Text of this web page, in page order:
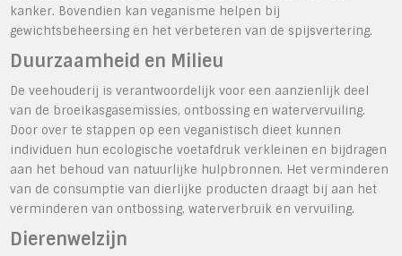
kanker. Bovendien kan veganisme helpen bij
gewichtsbeheersing en het verbeteren van de spijsvertering.
Duurzaamheid en Milieu
De veehouderij is verantwoordelijk voor een aanzienlijk deel
van de broeikasgasemissies, ontbossing en watervervuiling.
Door over te stappen op een veganistisch dieet kunnen
individuen hun ecologische voetafdruk verkleinen en bijdragen
aan het behoud van natuurlijke hulpbronnen. Het verminderen
van de consumptie van dierlijke producten draagt ​​bij aan het
verminderen van ontbossing, waterverbruik en vervuiling.
Dierenwelzijn